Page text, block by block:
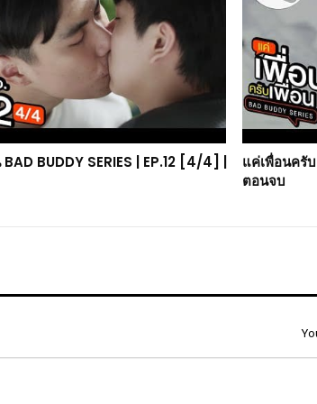
BUDDY SERIES | EP.12 [4/4] |
แค่เพื่อนครับ
ตอนจบ